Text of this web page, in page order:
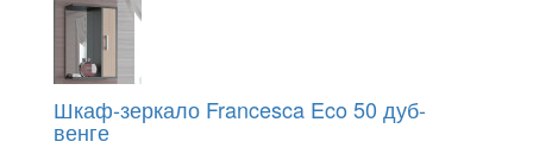
Шкаф-зеркало Francesca Eco 50 дуб-
венге